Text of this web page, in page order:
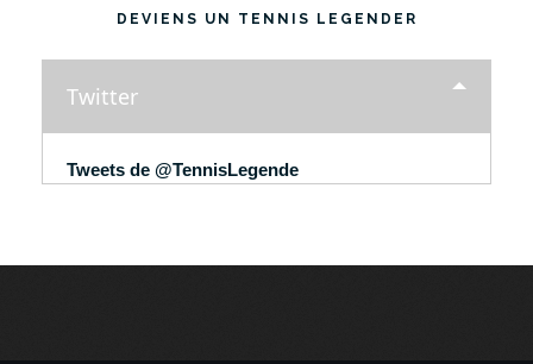
DEVIENS UN TENNIS LEGENDER
Twitter
Tweets de @TennisLegende